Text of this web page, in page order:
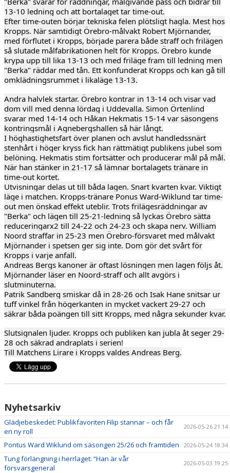
13-10 ledning och att bortalaget tar time-out.
Efter time-outen börjar tekniska felen plötsligt hagla. Mest hos
Kropps. När samtidigt Örebro-målvakt Robert Mjörnander,
med förflutet i Kropps, började parera både straff och frilägen
så slutade målfabrikationen helt för Kropps. Örebro kunde
krypa upp till lika 13-13 och med friläge fram till ledning men
"Berka" räddar med tån. Ett konfunderat Kropps och kan gå till
omklädningsrummet i likaläge 13-13.
Andra halvlek startar. Örebro kontrar in 13-14 och visar vad
dom vill med denna lördag i Uddevalla. Simon Örtenlind
svarar med 14-14 och Håkan Hekmatis 15-14 var säsongens
kontringsmål i Agnebergshallen så här långt.
I höghastighetsfart över planen och avslut handledssnärt
stenhårt i höger kryss fick han rättmätigt publikens jubel som
belöning. Hekmatis stim fortsätter och producerar mål på mål.
När han stänker in 21-17 så lämnar bortalagets tränare in
time-out kortet.
Utvisningar delas ut till båda lagen. Snart kvarten kvar. Viktigt
läge i matchen. Kropps-tränare Ponus Ward-Wiklund tar time-
out men önskad effekt uteblir. Trots frilägesräddningar av
"Berka" och lägen till 25-21-ledning så lyckas Örebro sätta
reduceringarx2 till 24-22 och 24-23 och skapa nerv. William
Noord straffar in 25-23 men Örebro-försvaret med målvakt
Mjörnander i spetsen ger sig inte. Dom gör det svårt för
Kropps i varje anfall.
Andreas Bergs kanoner är oftast lösningen men lagen följs åt.
Mjörnander läser en Noord-straff och allt avgörs i
slutminuterna.
Patrik Sandberg smiskar då in 28-26 och Isak Hane snitsar ur
tuff vinkel från högerkanten in mycket vackert 29-27 och
säkrar båda poängen till sitt Kropps, med några sekunder kvar.
Slutsignalen ljuder. Kropps och publiken kan jubla åt seger 29-
28 och säkrad andraplats i serien!
Till Matchens Lirare i Kropps valdes Andreas Berg.
Nyhetsarkiv
Glädjebeskedet: Publikfavoriten Filip stannar – och får
en ny roll
2026-05-26 21:14
Pontus Ward Wiklund om säsongen 25/26 och framtiden 2026-05-24 18:34
Tung förlängning i herrlaget: “Han är vår
försvarsgeneral
2026-05-03 19:25